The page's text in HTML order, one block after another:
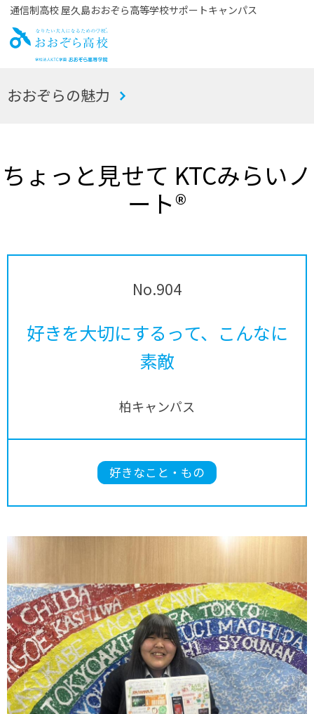
通信制高校 屋久島おおぞら高等学校サポートキャンパス
お
おおぞらの魅力
ちょっと見せて KTCみらいノ
ート®
No.904
好きを大切にするって、こんなに
素敵
柏キャンパス
好きなこと・もの